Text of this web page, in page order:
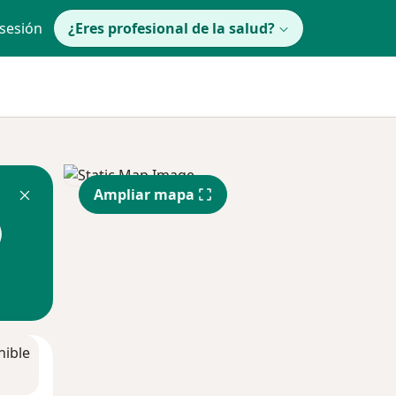
¿Eres profesional de la salud?
Ampliar mapa